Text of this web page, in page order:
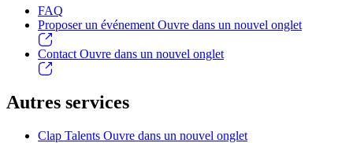
FAQ
Proposer un événement Ouvre dans un nouvel onglet
Contact Ouvre dans un nouvel onglet
Autres services
Clap Talents Ouvre dans un nouvel onglet